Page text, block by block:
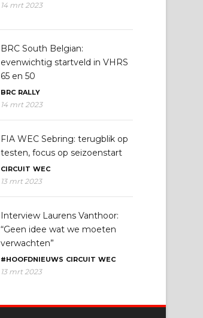
14 mrt 2023
BRC South Belgian:
evenwichtig startveld in VHRS
65 en 50
BRC RALLY
14 mrt 2023
FIA WEC Sebring: terugblik op
testen, focus op seizoenstart
CIRCUIT WEC
13 mrt 2023
Interview Laurens Vanthoor:
“Geen idee wat we moeten
verwachten”
#HOOFDNIEUWS CIRCUIT WEC
13 mrt 2023